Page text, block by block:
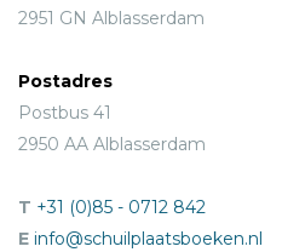
2951 GN Alblasserdam
Postadres
Postbus 41
2950 AA Alblasserdam
T +31 (0)85 - 0712 842
E info@schuilplaatsboeken.nl